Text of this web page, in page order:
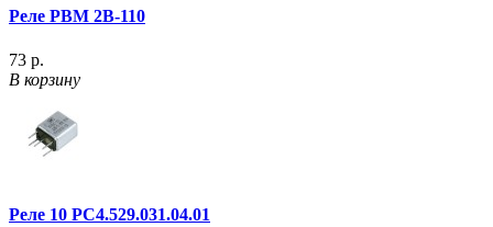
Реле РВМ 2В-110
73 р.
В корзину
Реле 10 РС4.529.031.04.01